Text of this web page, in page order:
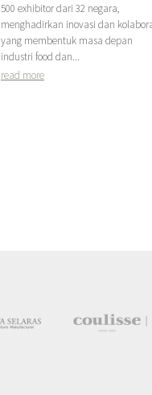
500 exhibitor dari 32 negara,
menghadirkan inovasi dan
yang membentuk masa depan
industri food dan...
read more